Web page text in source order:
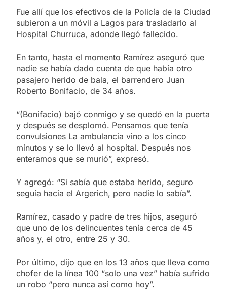
Fue allí que los efectivos de la Policía de la Ciudad
subieron a un móvil a Lagos para trasladarlo al
Hospital Churruca, adonde llegó fallecido.
En tanto, hasta el momento Ramírez aseguró que
nadie se había dado cuenta de que había otro
pasajero herido de bala, el barrendero Juan
Roberto Bonifacio, de 34 años.
“(Bonifacio) bajó conmigo y se quedó en la puerta
y después se desplomó. Pensamos que tenía
convulsiones La ambulancia vino a los cinco
minutos y se lo llevó al hospital. Después nos
enteramos que se murió”, expresó.
Y agregó: “Si sabía que estaba herido, seguro
seguía hacia el Argerich, pero nadie lo sabía”.
Ramírez, casado y padre de tres hijos, aseguró
que uno de los delincuentes tenía cerca de 45
años y, el otro, entre 25 y 30.
Por último, dijo que en los 13 años que lleva como
chofer de la línea 100 “solo una vez” había sufrido
un robo “pero nunca así como hoy”.